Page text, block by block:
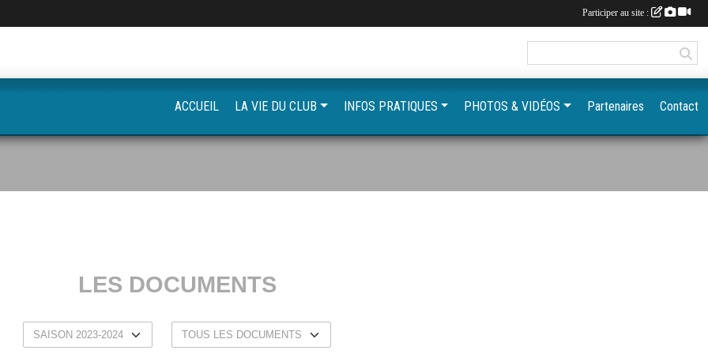
LES DOCUMENTS
ACCUEIL LA VIE DU CLUB INFOS PRATIQUES PHOTOS & VIDÉOS Partenaires Contact
Participer au site :